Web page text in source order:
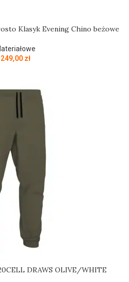
Klasyk Evening Chino beżowe
249,00 zł
DRAWS OLIVE/WHITE